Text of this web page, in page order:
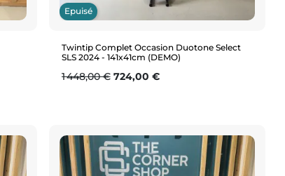
Epuisé
Twintip Complet Occasion Duotone Select
SLS 2024 - 141x41cm (DEMO)
Prix de base
1 448,00 € Prix
724,00 €